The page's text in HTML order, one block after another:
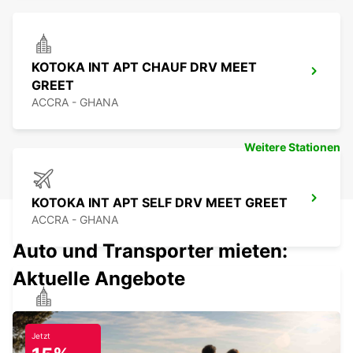
KOTOKA INT APT CHAUF DRV MEET
GREET
ACCRA - GHANA
KOTOKA INT APT SELF DRV MEET GREET
ACCRA - GHANA
LOME HOTEL ONOMO
CHAUFFEURDIENST
Weitere Stationen
Auto und Transporter mieten:
Aktuelle Angebote
Jetzt